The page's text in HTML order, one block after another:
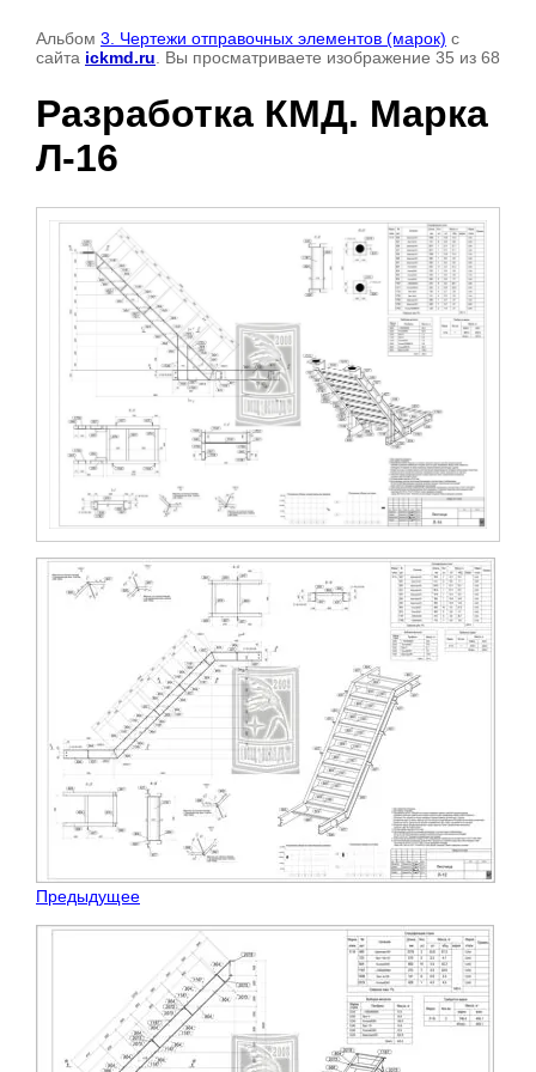
Альбом 3. Чертежи отправочных элементов (марок) с
сайта ickmd.ru . Вы просматриваете изображение 35 из 68
Разработка КМД. Марка
Л-16
Предыдущее